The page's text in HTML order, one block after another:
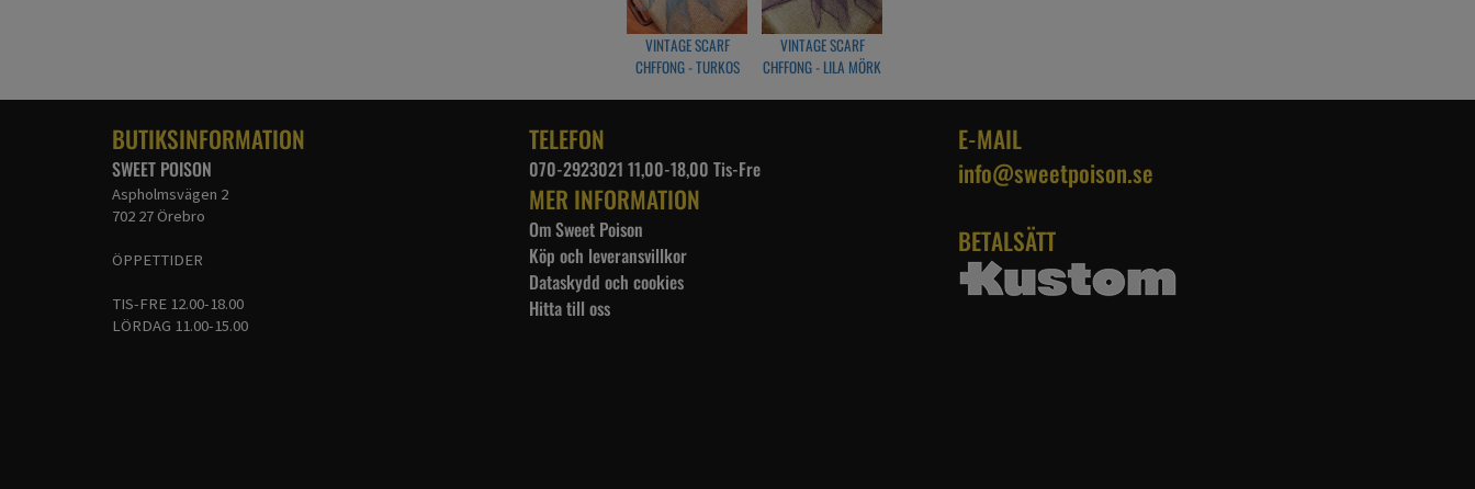
VINTAGE SCARF
CHFFONG - TURKOS
VINTAGE SCARF
CHFFONG - LILA MÖRK
BUTIKSINFORMATION
SWEET POISON
Aspholmsvägen 2
702 27 Örebro
ÖPPETTIDER
TIS-FRE 12.00-18.00
LÖRDAG 11.00-15.00
TELEFON
070-2923021 11,00-18,00 Tis-Fre
MER INFORMATION
Om Sweet Poison
Köp och leveransvillkor
Dataskydd och cookies
Hitta till oss
E-MAIL
info@sweetpoison.se
BETALSÄTT